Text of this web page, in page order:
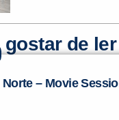
gostar de
– Movie